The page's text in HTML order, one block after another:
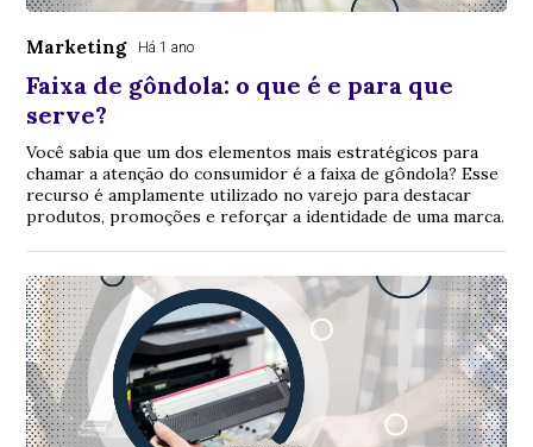
Marketing Há 1 ano
Faixa de gôndola: o que é e para que
serve?
Você sabia que um dos elementos mais estratégicos para
chamar a atenção do consumidor é a faixa de gôndola? Esse
recurso é amplamente utilizado no varejo para destacar
produtos, promoções e reforçar a identidade de uma marca.